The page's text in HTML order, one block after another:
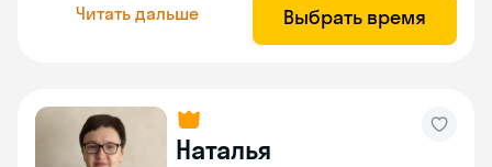
Читать дальше Выбрать время
Наталья